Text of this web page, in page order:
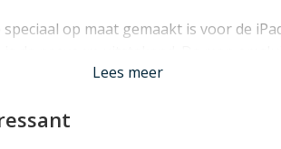
op maat gemaakt is voor de
het kwetsbare display die het auto-
en op te rollen kunt u de iPad
Lees meer